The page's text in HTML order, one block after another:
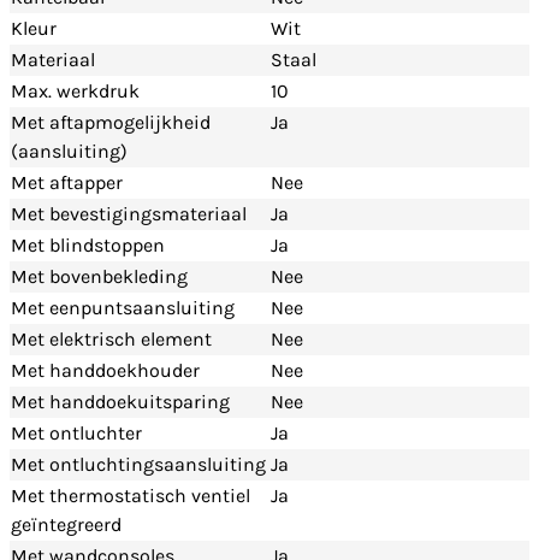
Kleur
Wit
Materiaal
Staal
Max. werkdruk
10
Met aftapmogelijkheid
(aansluiting)
Ja
Met aftapper
Nee
Met bevestigingsmateriaal
Ja
Met blindstoppen
Ja
Met bovenbekleding
Nee
Met eenpuntsaansluiting
Nee
Met elektrisch element
Nee
Met handdoekhouder
Nee
Met handdoekuitsparing
Nee
Met ontluchter
Ja
Met ontluchtingsaansluiting Ja
Met thermostatisch ventiel
geïntegreerd
Ja